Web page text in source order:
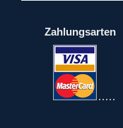
Zahlungsarten